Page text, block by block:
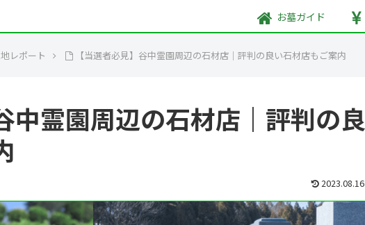
お墓ガイド
レポート 【当選者必見】谷中霊園周辺の石材店｜評判の良い石材店もご案内
中霊園周辺の石材店｜評判の良
2023.08.16